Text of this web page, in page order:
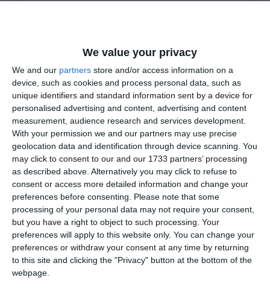
We value your privacy
We and our partners store and/or access information on a
device, such as cookies and process personal data, such as
unique identifiers and standard information sent by a device for
personalised advertising and content, advertising and content
measurement, audience research and services development.
With your permission we and our partners may use precise
geolocation data and identification through device scanning. You
may click to consent to our and our 1733 partners’ processing
as described above. Alternatively you may click to refuse to
consent or access more detailed information and change your
preferences before consenting.
Please note that some
processing of your personal data may not require your consent,
but you have a right to object to such processing. Your
preferences will apply to this website only. You can change your
preferences or withdraw your consent at any time by returning
to this site and clicking the "Privacy" button at the bottom of the
webpage.
Comentariu
Am citit si sunt de acord curegulile de postare.
Acest formular colectează numele, e-mailul şi conținutul mesajului, astfel încât
să putem urmări comentariile tale pe site. Nu vom folosi datele tale în alt scop.
Pentru mai multe informaţii, consultă politica noastră de confidenţialitate, unde vei
primi mai multe privind informaţii despre cum și de ce stocăm datele tale.
Posteaza comentariul